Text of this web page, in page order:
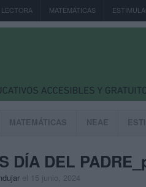
MATEMÁTICAS
MATEMÁTICAS NEAE
DÍA DEL
el 15 junio, 2024